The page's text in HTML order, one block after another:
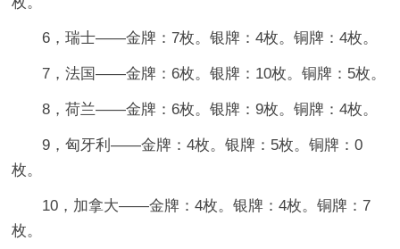
6，瑞士——金牌：7枚。银牌：4枚。铜牌：4枚。
7，法国——金牌：6枚。银牌：10枚。铜牌：5枚。
8，荷兰——金牌：6枚。银牌：9枚。铜牌：4枚。
9，匈牙利——金牌：4枚。银牌：5枚。铜牌：0
枚。
10，加拿大——金牌：4枚。银牌：4枚。铜牌：7
枚。